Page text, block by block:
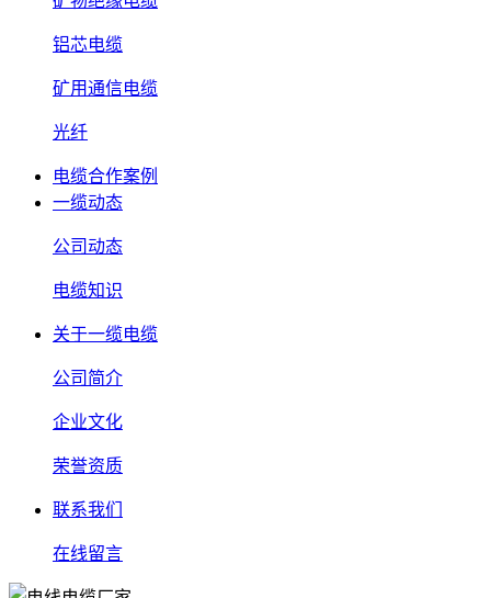
铝芯电缆
矿用通信电缆
光纤
电缆合作案例
一缆动态
公司动态
电缆知识
关于一缆电缆
公司简介
企业文化
荣誉资质
联系我们
在线留言